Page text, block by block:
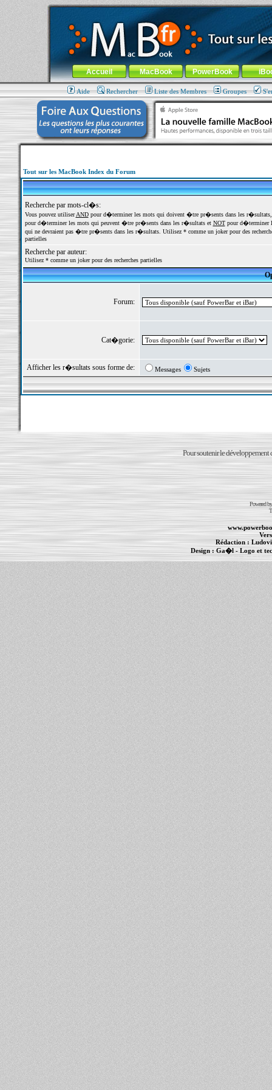
MacBook-fr.com : 100% Apple... 100% nomade !
Aller au contenu-Aller au menu général-Aller au menu de
Menu général
Accueil MacBook PowerBook
Aide Rechercher Liste des Membres Groupes
Tout sur les MacBook Index du Forum
Recherche par mots-cl�s:
Vous pouvez utiliserANDpour d�terminer les mots qui doivent �tre pr�sents dans les
pour d�terminer les mots qui peuvent �tre pr�sents dans les r�sultats et NOTpour d�terminer
qui ne devraient pas �tre pr�sents dans les r�sultats. Utilisez * comme un joker pour des
partielles
Recherche par auteur:
Utilisez * comme un joker pour des recherches partielles
Forum:
Cat�gorie:
Afficher les r�sultats sous forme de: Messages Sujets
Pour soutenir le développement
Powered
Rédaction :
Design : Ga�l- Logo et